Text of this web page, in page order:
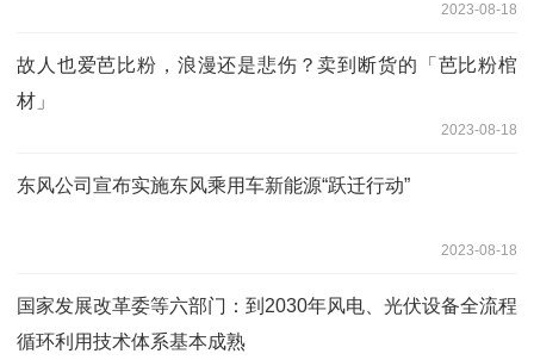
2023-08-18
故人也爱芭比粉，浪漫还是悲伤？卖到断货的「芭比粉棺
材」
2023-08-18
东风公司宣布实施东风乘用车新能源“跃迁行动”
2023-08-18
国家发展改革委等六部门：到2030年风电、光伏设备全流程
循环利用技术体系基本成熟